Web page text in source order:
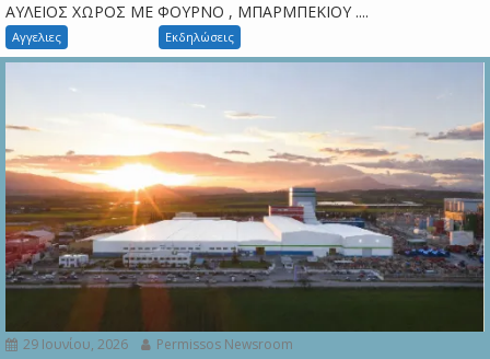
ΑΥΛΕΙΟΣ ΧΩΡΟΣ ΜΕ ΦΟΥΡΝΟ , ΜΠΑΡΜΠΕΚΙΟΥ ....
Αγγελιες Εκδηλώσεις
29 Ιουνίου, 2026 Permissos Newsroom